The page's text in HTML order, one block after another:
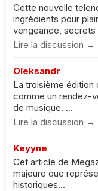
Cette nouvelle
ingrédients pour
vengeance, secrets
Lire la discussion →
Oleksandr
La troisième édition
comme un rendez-
de musique. ...
Lire la discussion →
Keyyne
Cet article de
majeure que
historiques...